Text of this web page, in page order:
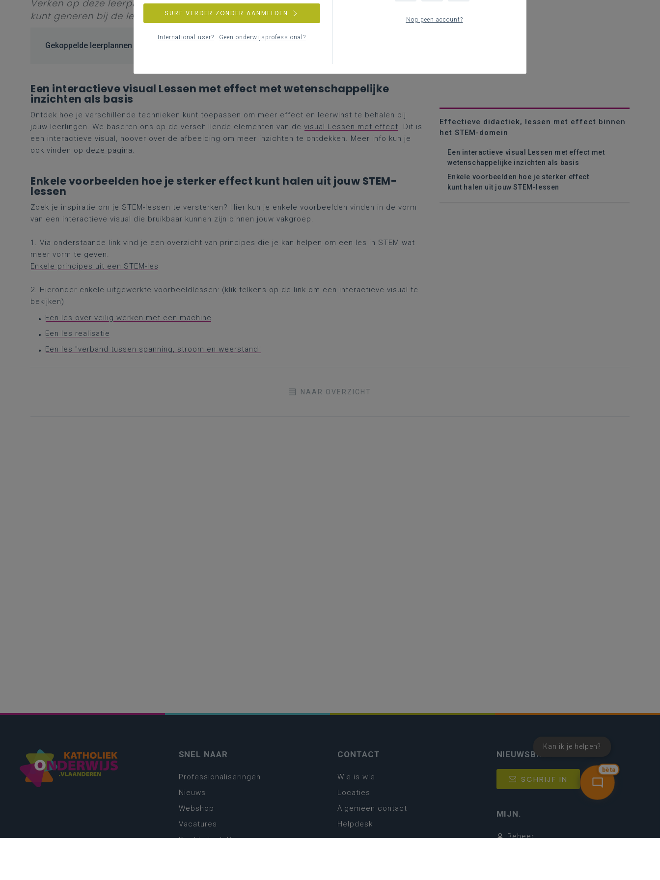
Effectieve didactiek, lessen met effect binnen
het STEM-domein
Een interactieve visual Lessen met effect met
wetenschappelijke inzichten als basis
Enkele voorbeelden hoe je sterker effect
kunt halen uit jouw STEM-lessen
Verken op deze leerplanpagina hoe je in jouw STEM-lessen meer effect
kunt generen bij de leerlingen.
Gekoppelde leerplannen
Een interactieve visual Lessen met effect met wetenschappelijke
inzichten als basis
Ontdek hoe je verschillende technieken kunt toepassen om meer effect en leerwinst te behalen bij
jouw leerlingen. We baseren ons op de verschillende elementen van de visual Lessen met effect. Dit is
een interactieve visual, hoover over de afbeelding om meer inzichten te ontdekken. Meer info kun je
ook vinden op deze pagina.
Enkele voorbeelden hoe je sterker effect kunt halen uit jouw STEM-
lessen
Zoek je inspiratie om je STEM-lessen te versterken? Hier kun je enkele voorbeelden vinden in de vorm
van een interactieve visual die bruikbaar kunnen zijn binnen jouw vakgroep.
1. Via onderstaande link vind je een overzicht van principes die je kan helpen om een les in STEM wat
meer vorm te geven.
Enkele principes uit een STEM-les
2. Hieronder enkele uitgewerkte voorbeeldlessen: (klik telkens op de link om een interactieve visual te
bekijken)
Een les over veilig werken met een machine
Een les realisatie
Een les "verband tussen spanning, stroom en weerstand"
NAAR OVERZICHT
bèta
Kan ik je helpen?
SNEL NAAR
Professionaliseringen
Nieuws
Webshop
Vacatures
Kwaliteitsplatform
CONTACT
Wie is wie
Locaties
Algemeen contact
Helpdesk
NIEUWSBRIEF
SCHRIJF IN
MIJN.
Beheer
Nog geen account?
SURF VERDER ZONDER AANMELDEN
International user? Geen onderwijsprofessional?